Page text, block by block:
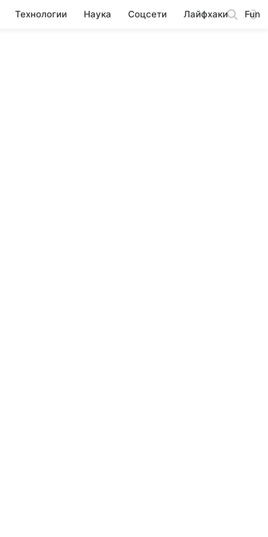
Технологии Наука Соцсети Лайфхаки Fun